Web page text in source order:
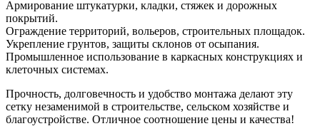
Армирование штукатурки, кладки, стяжек и дорожных
покрытий.
Ограждение территорий, вольеров, строительных площадок.
Укрепление грунтов, защиты склонов от осыпания.
Промышленное использование в каркасных конструкциях и
клеточных системах.
Прочность, долговечность и удобство монтажа делают эту
сетку незаменимой в строительстве, сельском хозяйстве и
благоустройстве. Отличное соотношение цены и качества!